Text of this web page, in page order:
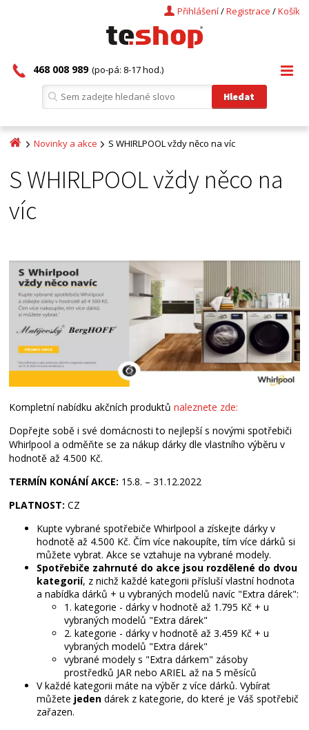
Košík
/
Registrace
/
Přihlášení
468 008 989 (po-pá: 8-17 hod.)
Novinky a akce S WHIRLPOOL vždy něco na víc
S WHIRLPOOL vždy něco na
víc
Kompletní nabídku akčních produktůnaleznete zde:
Dopřejte sobě i své domácnosti to nejlepší s novými spotřebiči
Whirlpool a odměňte se za nákup dárky dle vlastního výběru v
hodnotě až 4.500 Kč.
TERMÍN KONÁNÍ AKCE: 15.8. – 31.12.2022
PLATNOST: CZ
Kupte vybrané spotřebiče Whirlpool a získejte dárky v
hodnotě až 4.500 Kč. Čím více nakoupíte, tím více dárků si
můžete vybrat. Akce se vztahuje na vybrané modely.
Spotřebiče zahrnuté do akce jsou rozdělené do dvou
kategorií, z nichž každé kategorii přísluší vlastní hodnota
a nabídka dárků + u vybraných modelů navíc "Extra dárek":
1. kategorie - dárky v hodnotě až 1.795 Kč + u
vybraných modelů "Extra dárek"
2. kategorie - dárky v hodnotě až 3.459 Kč + u
vybraných modelů "Extra dárek"
vybrané modely s "Extra dárkem" zásoby
prostředků JAR nebo ARIEL až na 5 měsíců
V každé kategorii máte na výběr z více dárků. Vybírat
můžete jeden dárek z kategorie, do které je Váš spotřebič
zařazen.